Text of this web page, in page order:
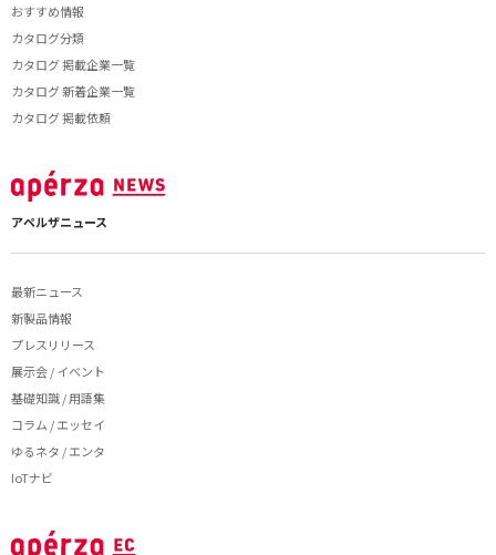
おすすめ情報
カタログ分類
カタログ 掲載企業一覧
カタログ 新着企業一覧
カタログ 掲載依頼
アペルザニュース
最新ニュース
新製品情報
プレスリリース
展示会 / イベント
基礎知識 / 用語集
コラム / エッセイ
ゆるネタ / エンタ
IoTナビ